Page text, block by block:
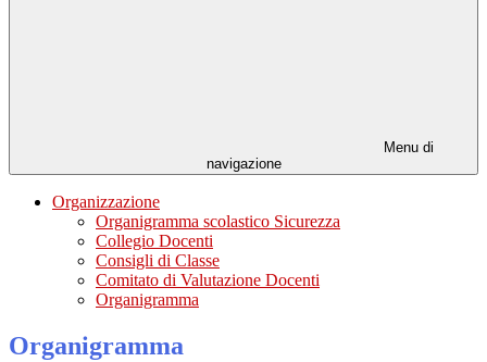
Menu di
navigazione
Organizzazione
Organigramma scolastico Sicurezza
Collegio Docenti
Consigli di Classe
Comitato di Valutazione Docenti
Organigramma
Organigramma